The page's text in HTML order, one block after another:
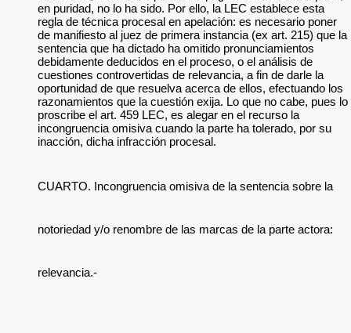
en puridad, no lo ha sido. Por ello, la LEC establece esta
regla de técnica procesal en apelación: es necesario poner
de manifiesto al juez de primera instancia (ex art. 215) que la
sentencia que ha dictado ha omitido pronunciamientos
debidamente deducidos en el proceso, o el análisis de
cuestiones controvertidas de relevancia, a fin de darle la
oportunidad de que resuelva acerca de ellos, efectuando los
razonamientos que la cuestión exija. Lo que no cabe, pues lo
proscribe el art. 459 LEC, es alegar en el recurso la
incongruencia omisiva cuando la parte ha tolerado, por su
inacción, dicha infracción procesal.
CUARTO. Incongruencia omisiva de la sentencia sobre la
notoriedad y/o renombre de las marcas de la parte actora:
relevancia.-